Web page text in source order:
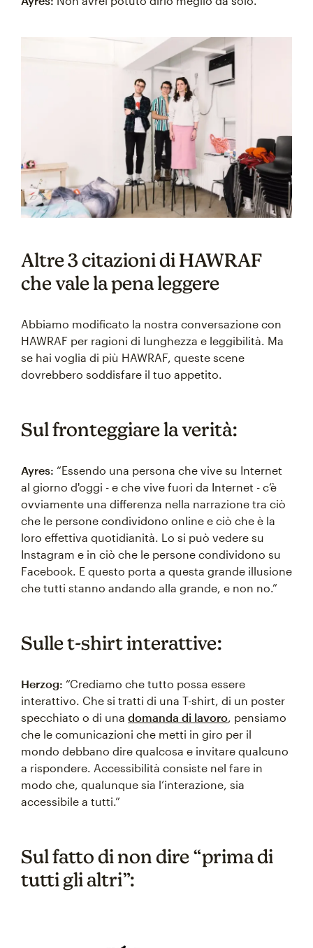
Altre 3 citazioni di HAWRAF
che vale la pena leggere
Abbiamo modificato la nostra conversazione con
HAWRAF per ragioni di lunghezza e leggibilità. Ma
se hai voglia di più HAWRAF, queste scene
dovrebbero soddisfare il tuo appetito.
Sul fronteggiare la verità:
Ayres: “Essendo una persona che vive su Internet
al giorno d'oggi - e che vive fuori da Internet - c’è
ovviamente una differenza nella narrazione tra ciò
che le persone condividono online e ciò che è la
loro effettiva quotidianità. Lo si può vedere su
Instagram e in ciò che le persone condividono su
Facebook. E questo porta a questa grande illusione
che tutti stanno andando alla grande, e non no.”
Sulle t-shirt interattive:
Herzog: “Crediamo che tutto possa essere
interattivo. Che si tratti di una T-shirt, di un poster
specchiato o di una domanda di lavoro, pensiamo
che le comunicazioni che metti in giro per il
mondo debbano dire qualcosa e invitare qualcuno
a rispondere. Accessibilità consiste nel fare in
modo che, qualunque sia l’interazione, sia
accessibile a tutti.”
Sul fatto di non dire “prima di
tutti gli altri”: